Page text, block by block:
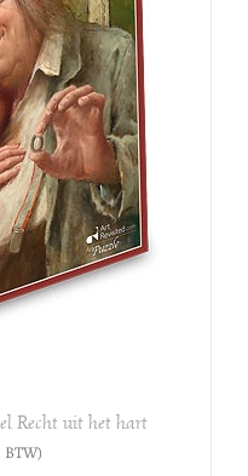
Recht uit het hart